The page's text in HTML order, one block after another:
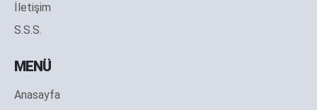
İletişim
S.S.S.
MENÜ
Anasayfa